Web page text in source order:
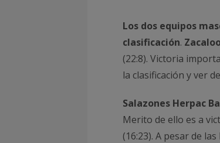
Los dos equipos
clasificación.
(22:8). Victoria
la clasificación y ver
Salazones Herpac
Merito de ello es a
(16:23). A pesar de